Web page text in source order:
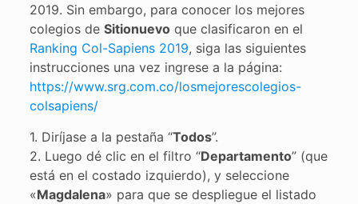
2019. Sin embargo, para conocer los mejores
colegios de Sitionuevoque clasificaron en el
Ranking Col-Sapiens 2019, siga las siguientes
instrucciones una vez ingrese a la página:
https://www.srg.com.co/losmejorescolegios-
colsapiens/
1. Diríjase a la pestaña “Todos”.
2. Luego dé clic en el filtro “Departamento” (que
está en el costado izquierdo), y seleccione
«Magdalena» para que se despliegue el listado